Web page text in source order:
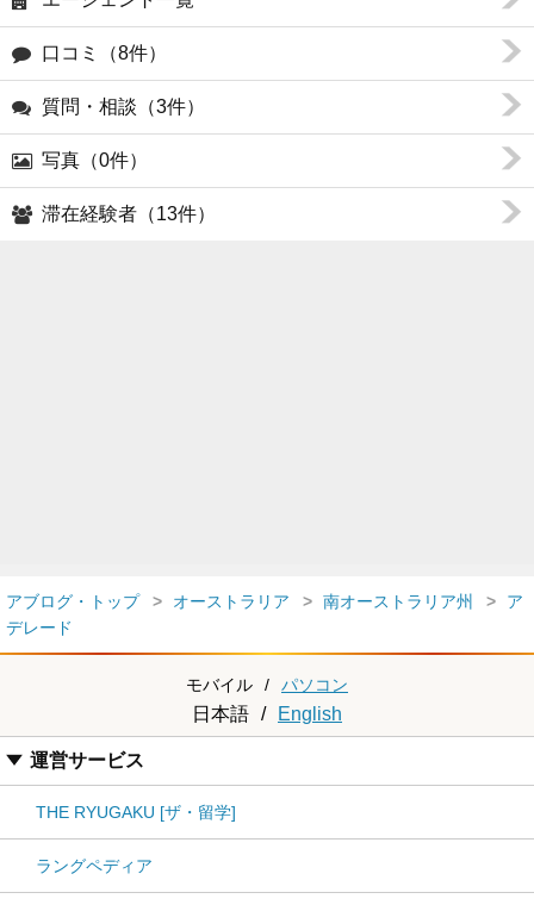
口コミ（8件）
質問・相談（3件）
写真（0件）
滞在経験者（13件）
アブログ・トップ オーストラリア 南オーストラリア州
ア
デレード
モバイル / パソコン
日本語 / English
運営サービス
THE RYUGAKU [ザ・留学]
ラングペディア